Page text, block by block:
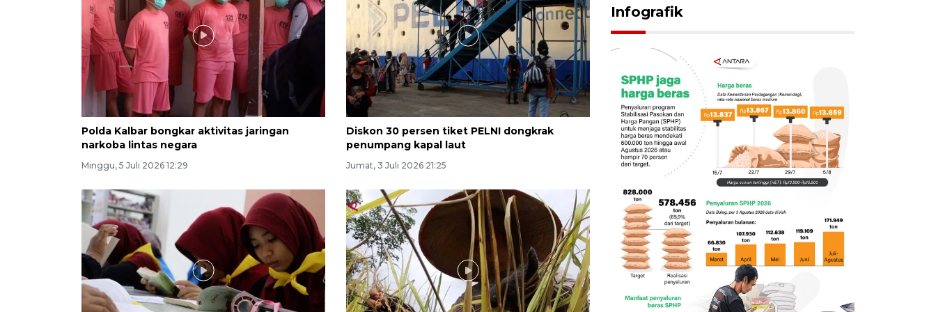
Polda Kalbar bongkar aktivitas jaringan
narkoba lintas negara
Minggu, 5 Juli 2026 12:29
Diskon 30 persen tiket PELNI dongkrak
penumpang kapal laut
Jumat, 3 Juli 2026 21:25
Infografik